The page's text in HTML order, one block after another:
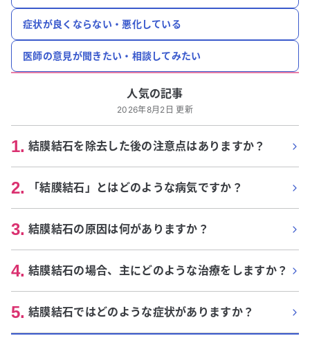
症状が良くならない・悪化している
医師の意見が聞きたい・相談してみたい
人気の記事
2026年8月2日 更新
1. 結膜結石を除去した後の注意点はありますか？
2. 「結膜結石」とはどのような病気ですか？
3. 結膜結石の原因は何がありますか？
4. 結膜結石の場合、主にどのような治療をしますか？
5. 結膜結石ではどのような症状がありますか？